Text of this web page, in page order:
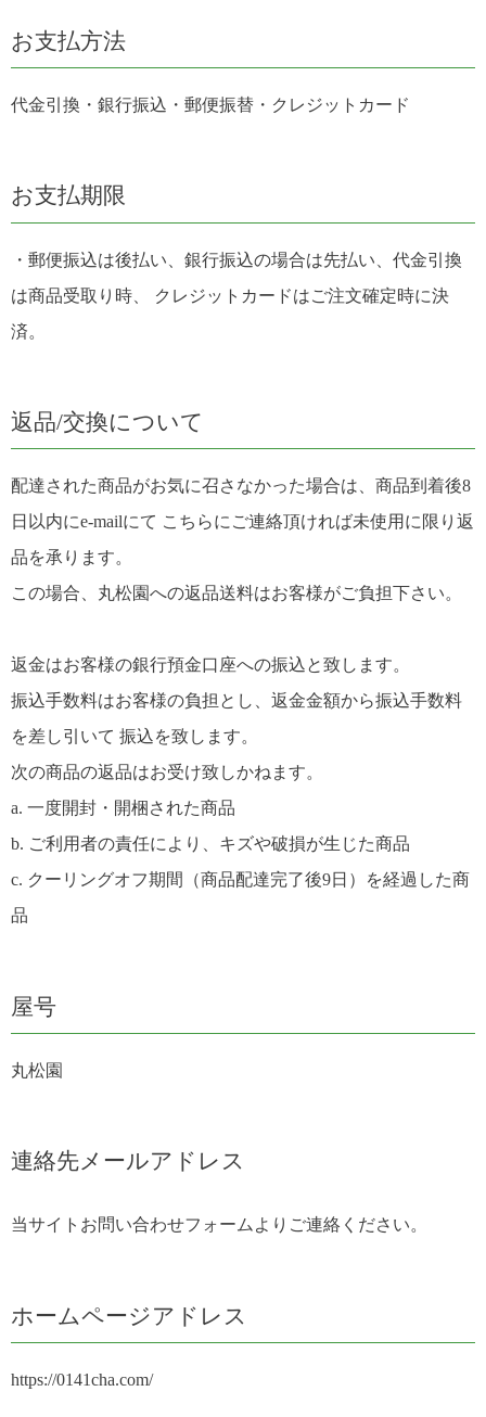
お支払方法
代金引換・銀行振込・郵便振替・クレジットカード
お支払期限
・郵便振込は後払い、銀行振込の場合は先払い、代金引換
は商品受取り時、 クレジットカードはご注文確定時に決
済。
返品/交換について
配達された商品がお気に召さなかった場合は、商品到着後8
日以内にe-mailにて こちらにご連絡頂ければ未使用に限り返
品を承ります。
この場合、丸松園への返品送料はお客様がご負担下さい。
返金はお客様の銀行預金口座への振込と致します。
振込手数料はお客様の負担とし、返金金額から振込手数料
を差し引いて 振込を致します。
次の商品の返品はお受け致しかねます。
a. 一度開封・開梱された商品
b. ご利用者の責任により、キズや破損が生じた商品
c. クーリングオフ期間（商品配達完了後9日）を経過した商
品
屋号
丸松園
連絡先メールアドレス
当サイトお問い合わせフォームよりご連絡ください。
ホームページアドレス
https://0141cha.com/